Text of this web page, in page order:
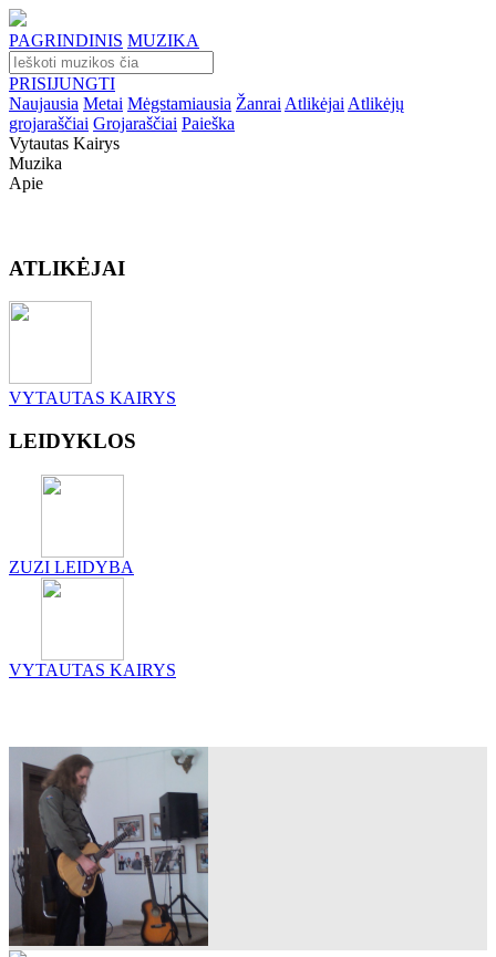
PAGRINDINIS MUZIKA
PRISIJUNGTI
Naujausia Metai Mėgstamiausia Žanrai Atlikėjai Atlikėjų
grojaraščiai Grojaraščiai Paieška
Vytautas Kairys
Muzika
Apie
ATLIKĖJAI
VYTAUTAS KAIRYS
LEIDYKLOS
ZUZI LEIDYBA
VYTAUTAS KAIRYS